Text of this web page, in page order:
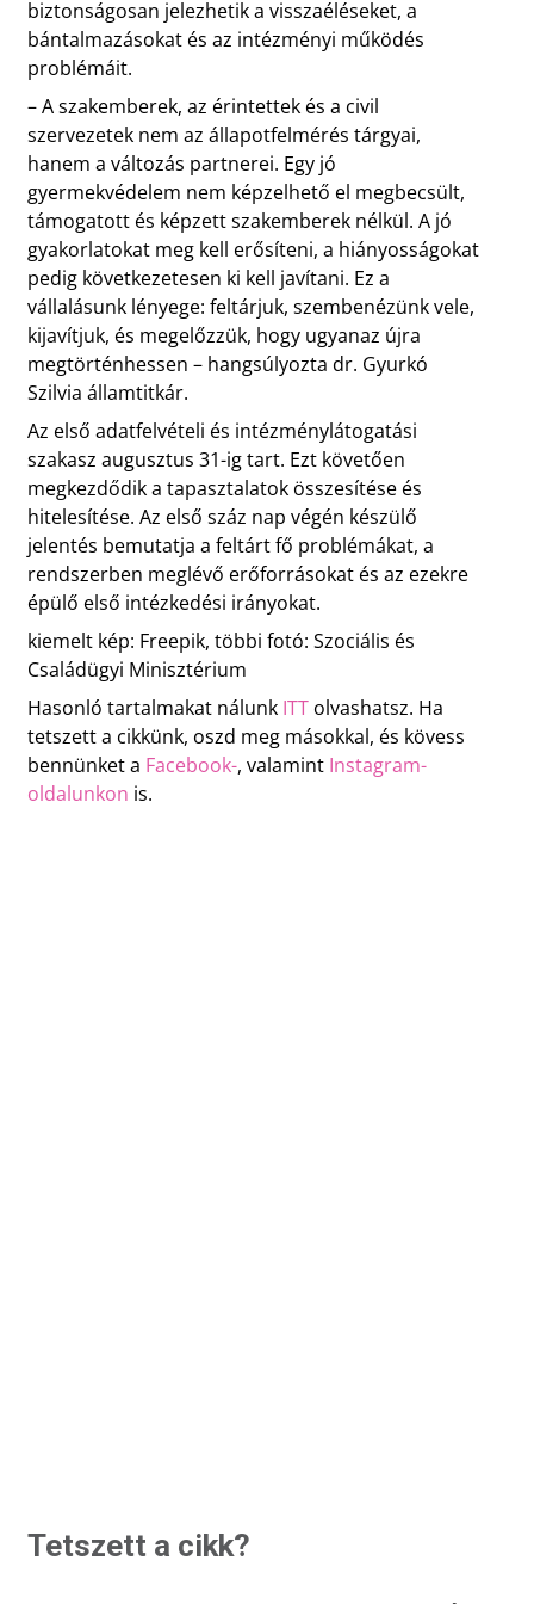
biztonságosan jelezhetik a visszaéléseket, a
bántalmazásokat és az intézményi működés
problémáit.
– A szakemberek, az érintettek és a civil
szervezetek nem az állapotfelmérés tárgyai,
hanem a változás partnerei. Egy jó
gyermekvédelem nem képzelhető el megbecsült,
támogatott és képzett szakemberek nélkül. A jó
gyakorlatokat meg kell erősíteni, a hiányosságokat
pedig következetesen ki kell javítani. Ez a
vállalásunk lényege: feltárjuk, szembenézünk vele,
kijavítjuk, és megelőzzük, hogy ugyanaz újra
megtörténhessen – hangsúlyozta dr. Gyurkó
Szilvia államtitkár.
Az első adatfelvételi és intézménylátogatási
szakasz augusztus 31-ig tart. Ezt követően
megkezdődik a tapasztalatok összesítése és
hitelesítése. Az első száz nap végén készülő
jelentés bemutatja a feltárt fő problémákat, a
rendszerben meglévő erőforrásokat és az ezekre
épülő első intézkedési irányokat.
kiemelt kép: Freepik, többi fotó: Szociális és
Családügyi Minisztérium
Hasonló tartalmakat nálunk ITTolvashatsz. Ha
tetszett a cikkünk, oszd meg másokkal, és kövess
bennünket a Facebook-, valamint Instagram-
oldalunkon is.
Tetszett a cikk?